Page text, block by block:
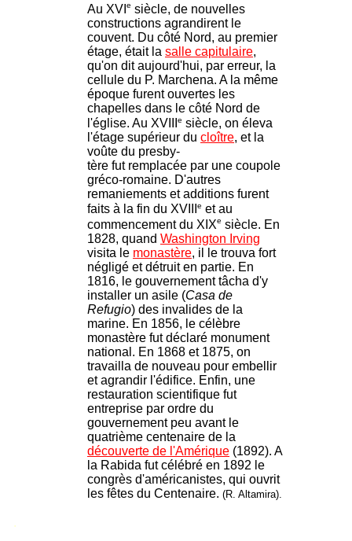
Au XVI e siècle, de nouvelles
constructions agrandirent le
couvent. Du côté Nord, au premier
étage, était la salle capitulaire,
qu'on dit aujourd'hui, par erreur, la
cellule du P. Marchena. A la même
époque furent ouvertes les
chapelles dans le côté Nord de
l'église. Au XVIII
e siècle, on éleva
l'étage supérieur du cloître, et la
voûte du presby-
tère fut remplacée par une coupole
gréco-romaine. D'autres
remaniements et additions furent
faits à la fin du XVIII
e et au
commencement du XIXe siècle. En
1828, quand Washington Irving
visita le monastère, il le trouva fort
négligé et détruit en partie. En
1816, le gouvernement tâcha d'y
installer un asile (Casa de
Refugio) des invalides de la
marine. En 1856, le célèbre
monastère fut déclaré monument
national. En 1868 et 1875, on
travailla de nouveau pour embellir
et agrandir l'édifice. Enfin, une
restauration scientifique fut
entreprise par ordre du
gouvernement peu avant le
quatrième centenaire de la
découverte de l'Amérique (1892). A
la Rabida fut célébré en 1892 le
congrès d'américanistes, qui ouvrit
les fêtes du Centenaire. (R. Altamira).
.